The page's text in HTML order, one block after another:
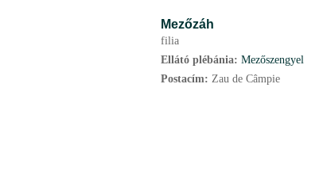
Mezőzáh
filia
Ellátó plébánia: Mezőszengyel
Postacím: Zau de Câmpie